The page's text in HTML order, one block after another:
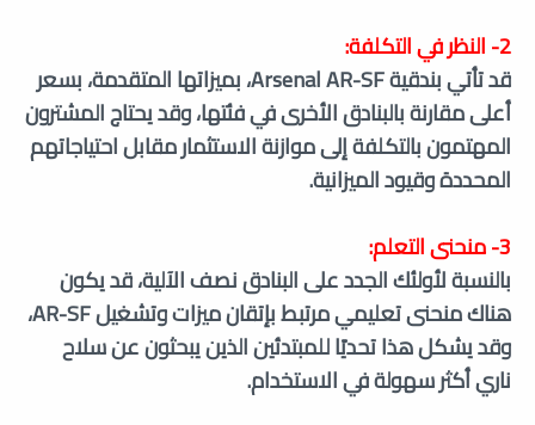
2- النظر في التكلفة:
قد تأتي بندقية Arsenal AR-SF، بميزاتها المتقدمة، بسعر
أعلى مقارنة بالبنادق الأخرى في فئتها، وقد يحتاج المشترون
المهتمون بالتكلفة إلى موازنة الاستثمار مقابل احتياجاتهم
المحددة وقيود الميزانية.
3- منحنى التعلم:
بالنسبة لأولئك الجدد على البنادق نصف الآلية، قد يكون
هناك منحنى تعليمي مرتبط بإتقان ميزات وتشغيل AR-SF،
وقد يشكل هذا تحديًا للمبتدئين الذين يبحثون عن سلاح
ناري أكثر سهولة في الاستخدام.